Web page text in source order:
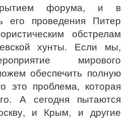
форума, и в
его проведения Питер
обстрелам
хунты. Если мы,
мирового
обеспечить полную
это проблема, которая
А сегодня пытаются
и Крым, и другие